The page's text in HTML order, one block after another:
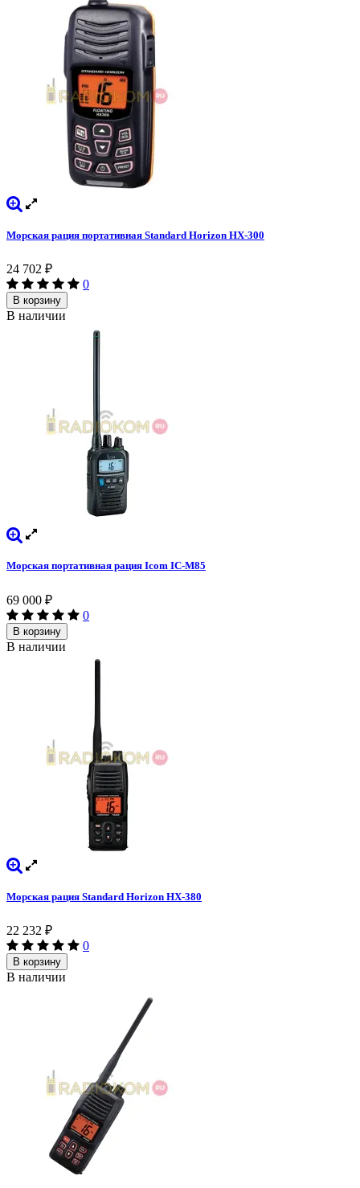
Морская рация портативная Standard Horizon HX-300
24 702 ₽
0
В корзину
В наличии
Морская портативная рация Icom IC-M85
69 000 ₽
0
В корзину
В наличии
Морская рация Standard Horizon HX-380
22 232 ₽
0
В корзину
В наличии